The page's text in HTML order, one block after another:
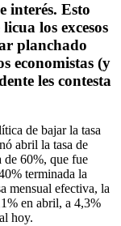
interés. Esto
los excesos
planchado
economistas (y
les contesta
de bajar la tasa
abril la tasa de
de 60%, que fue
terminada la
mensual efectiva, la
en abril, a 4,3%
hoy.